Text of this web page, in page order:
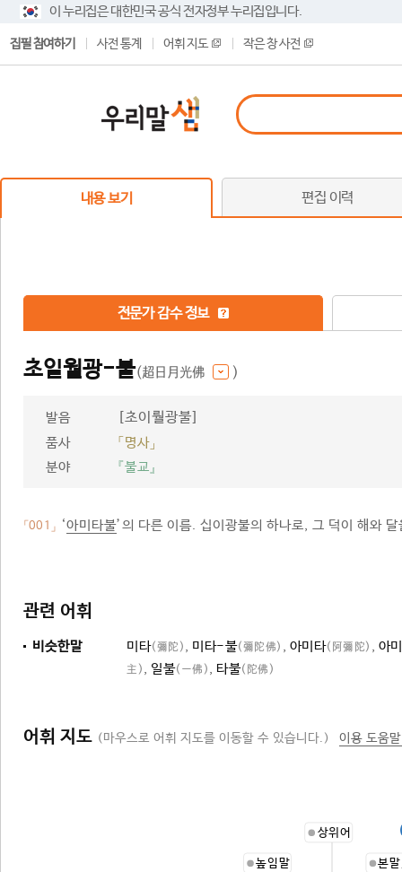
이 누리집은 대한민국 공식 전자정부 누리집입니다.
집필 참여하기 사전 통계 어휘 지도 작은 창 사전
내용 보기 편집 이력
전문가 감수 정보
초일월광-불(超日月光佛 )
발음 [초이뤌광불]
품사
「명사」
분야
『불교』
「001」 ‘아미타불’의 다른 이름. 십이광불의 하나로, 그 덕이 해와
관련 어휘
비슷한말 미타(彌陀) , 미타-불(彌陀佛) , 아미타(阿彌陀) , 아
主) , 일불(一佛) , 타불(陀佛)
어휘 지도 (마우스로 어휘 지도를 이동할 수 있습니다.) 이용 도움
상위어
본
높임말